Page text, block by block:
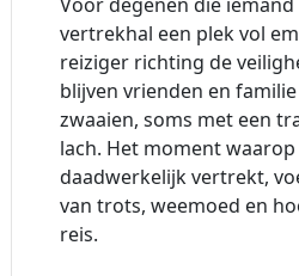
vertrekhal een plek vol
reiziger richting de
blijven vrienden en
zwaaien, soms met een
lach. Het moment
daadwerkelijk vertrekt,
van trots, weemoed en
reis.